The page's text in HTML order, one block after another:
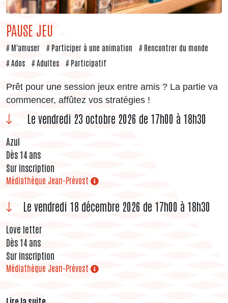
PAUSE JEU
M'amuser Participer à une animation
Rencontrer du monde
Ados
Adultes Participatif
Prêt pour une session jeux entre amis ? La partie va
commencer, affûtez vos stratégies !
Le vendredi 23 octobre 2026 de 17h00 à 18h30
Azul
Dès 14 ans
Sur inscription
Médiathèque Jean-Prévost
Le vendredi 18 décembre 2026 de 17h00 à 18h30
Love letter
Dès 14 ans
Sur inscription
Médiathèque Jean-Prévost
Lire la suite...